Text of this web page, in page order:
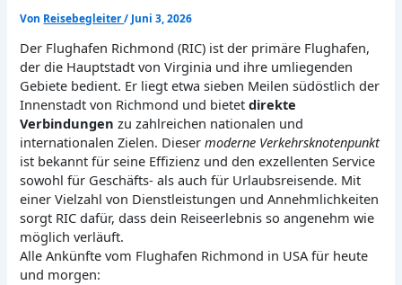
Von Reisebegleiter/ Juni 3, 2026
Der Flughafen Richmond (RIC) ist der primäre Flughafen,
der die Hauptstadt von Virginia und ihre umliegenden
Gebiete bedient. Er liegt etwa sieben Meilen südöstlich der
Innenstadt von Richmond und bietetdirekte
Verbindungen zu zahlreichen nationalen und
internationalen Zielen. Diesermoderne Verkehrsknotenpunkt
ist bekannt für seine Effizienz und den exzellenten Service
sowohl für Geschäfts- als auch für Urlaubsreisende. Mit
einer Vielzahl von Dienstleistungen und Annehmlichkeiten
sorgt RIC dafür, dass dein Reiseerlebnis so angenehm wie
möglich verläuft.
Alle Ankünfte vom Flughafen Richmond in USA für heute
und morgen: